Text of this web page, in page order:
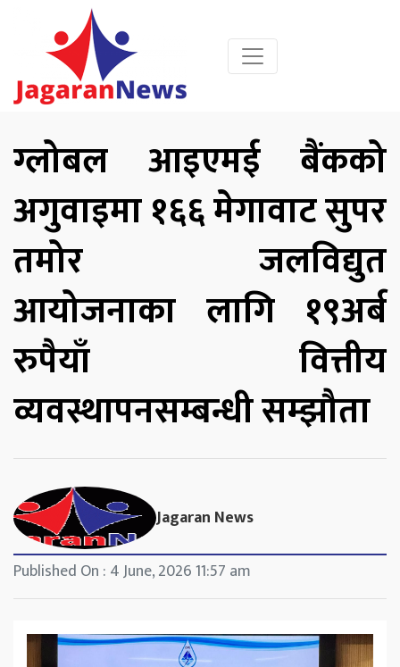
ग्लोबल आइएमई बैंकको
अगुवाइमा १६६ मेगावाट सुपर
तमोर जलविद्युत
आयोजनाका लागि १९अर्ब
रुपैयाँ वित्तीय
व्यवस्थापनसम्बन्धी सम्झौता
Jagaran News
Published On : 4 June, 2026 11:57 am